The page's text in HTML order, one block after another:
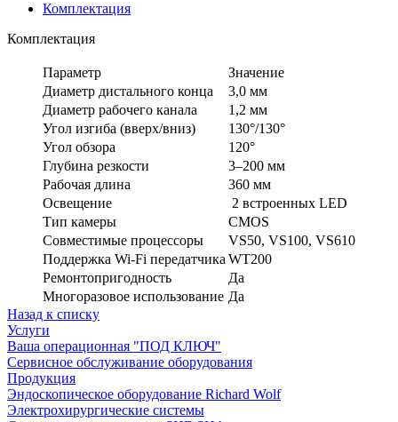
Комплектация
Комплектация
Параметр
Значение
Диаметр дистального конца
3,0 мм
Диаметр рабочего канала
1,2 мм
Угол изгиба (вверх/вниз)
130°/130°
Угол обзора
120°
Глубина резкости
3–200 мм
Рабочая длина
360 мм
Освещение
2 встроенных LED
Тип камеры
CMOS
Совместимые процессоры
VS50, VS100, VS610
Поддержка Wi-Fi передатчика WT200
Ремонтопригодность
Да
Многоразовое использование Да
Назад к списку
Услуги
Ваша операционная "ПОД КЛЮЧ"
Сервисное обслуживание оборудования
Продукция
Эндоскопическое оборудование Richard Wolf
Электрохирургические системы